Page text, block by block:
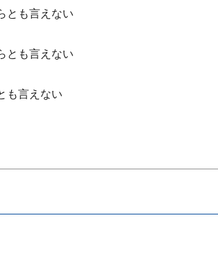
とも言えない
とも言えない
も言えない